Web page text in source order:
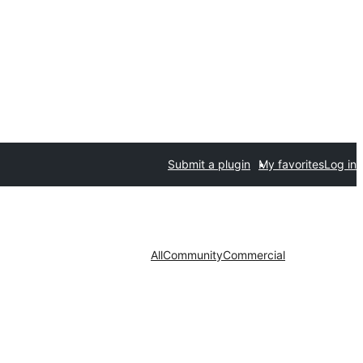
Submit a plugin My favoritesLog in
AllCommunityCommercial